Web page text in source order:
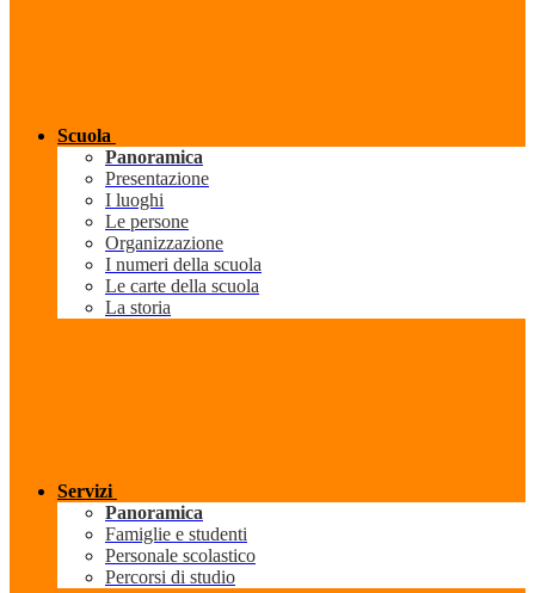
Scuola
Panoramica
Presentazione
I luoghi
Le persone
Organizzazione
I numeri della scuola
Le carte della scuola
La storia
Servizi
Panoramica
Famiglie e studenti
Personale scolastico
Percorsi di studio